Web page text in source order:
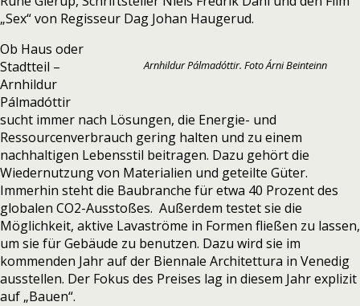
„Sex“ von Regisseur Dag Johan Haugerud.
Arnhildur Pálmadóttir. Foto Árni Beinteinn
Ob Haus oder
Stadtteil –
Arnhildur
Pálmadóttir
sucht immer nach Lösungen, die Energie- und
Ressourcenverbrauch gering halten und zu einem
nachhaltigen Lebensstil beitragen. Dazu gehört die
Wiedernutzung von Materialien und geteilte Güter.
Immerhin steht die Baubranche für etwa 40 Prozent des
globalen CO2-Ausstoßes. Außerdem testet sie die
Möglichkeit, aktive Lavaströme in Formen fließen zu lassen,
um sie für Gebäude zu benutzen. Dazu wird sie im
kommenden Jahr auf der Biennale Architettura in Venedig
ausstellen. Der Fokus des Preises lag in diesem Jahr explizit
auf „Bauen“.